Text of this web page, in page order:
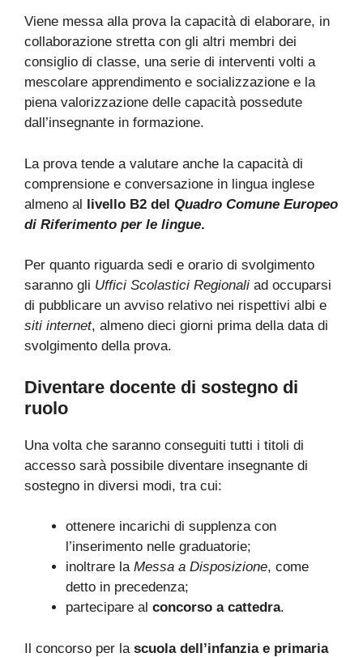
Viene messa alla prova la capacità di elaborare, in
collaborazione stretta con gli altri membri dei
consiglio di classe, una serie di interventi volti a
mescolare apprendimento e socializzazione e la
piena valorizzazione delle capacità possedute
dall’insegnante in formazione.
La prova tende a valutare anche la capacità di
comprensione e conversazione in lingua inglese
almeno al livello B2 del Quadro Comune Europeo
di Riferimento per le lingue.
Per quanto riguarda sedi e orario di svolgimento
saranno gli Uffici Scolastici Regionali ad occuparsi
di pubblicare un avviso relativo nei rispettivi albi e
siti internet, almeno dieci giorni prima della data di
svolgimento della prova.
Diventare docente di sostegno di
ruolo
Una volta che saranno conseguiti tutti i titoli di
accesso sarà possibile diventare insegnante di
sostegno in diversi modi, tra cui:
ottenere incarichi di supplenza con
l’inserimento nelle graduatorie;
inoltrare la Messa a Disposizione, come
detto in precedenza;
partecipare al concorso a cattedra.
Il concorso per la scuola dell’infanzia e primaria